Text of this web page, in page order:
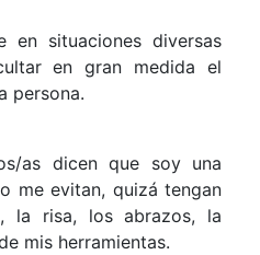
situaciones diversas
en gran medida el
persona.
as dicen que soy una
me evitan, quizá tengan
la risa, los abrazos, la
mis herramientas.